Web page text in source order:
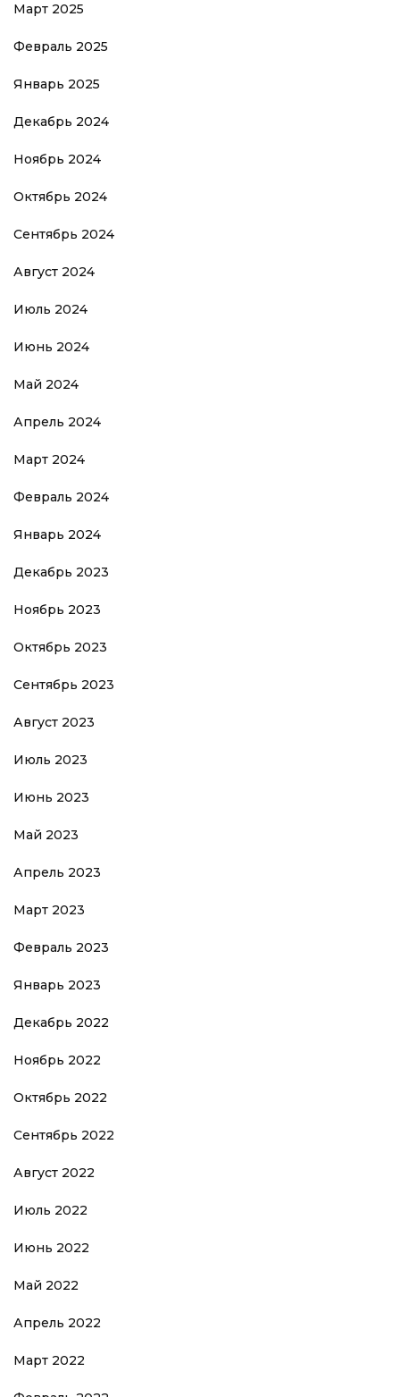
Март 2025
Февраль 2025
Январь 2025
Декабрь 2024
Ноябрь 2024
Октябрь 2024
Сентябрь 2024
Август 2024
Июль 2024
Июнь 2024
Май 2024
Апрель 2024
Март 2024
Февраль 2024
Январь 2024
Декабрь 2023
Ноябрь 2023
Октябрь 2023
Сентябрь 2023
Август 2023
Июль 2023
Июнь 2023
Май 2023
Апрель 2023
Март 2023
Февраль 2023
Январь 2023
Декабрь 2022
Ноябрь 2022
Октябрь 2022
Сентябрь 2022
Август 2022
Июль 2022
Июнь 2022
Май 2022
Апрель 2022
Март 2022